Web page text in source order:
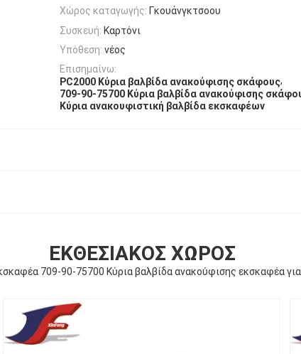
Χώρος καταγωγής: Γκουάνγκτσοου
Συσκευή: Καρτόνι
Υπόθεση: νέος
Επισημαίνω:
PC2000 Κύρια βαλβίδα ανακούφισης σκάφους,
709-90-75700 Κύρια βαλβίδα ανακούφισης
Κύρια ανακουφιστική βαλβίδα εκσκαφέων
ΕΚΘΕΣΙΑΚΌΣ ΧΏΡΟΣ
709-90-75700 Κύρια βαλβίδα ανακούφισης εκσκαφέα